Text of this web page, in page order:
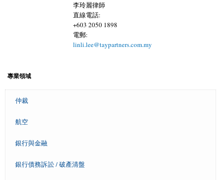
李玲麗律師
直線電話:
+603 2050 1898
電郵:
linli.lee@taypartners.com.my
專業領域
仲裁
航空
銀行與金融
銀行債務訴訟 / 破產清盤